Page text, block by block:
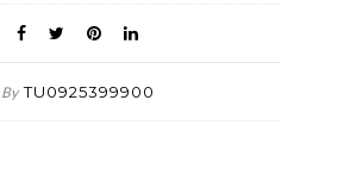
By TU0925399900